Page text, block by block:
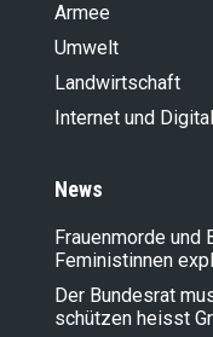
Armee
Umwelt
Landwirt­schaft
Internet und
News
Frauenmorde
Feministinnen
Der Bundesrat
schützen heisst